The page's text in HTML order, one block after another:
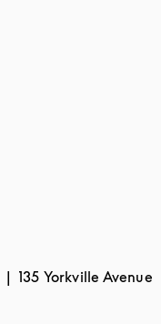
135 Yorkville Avenue